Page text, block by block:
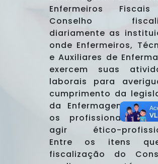
Enfermeiros
Conselho
diariamente as
onde Enfermeiros,
e Auxiliares de
exercem suas
laborais para
cumprimento da
da Enfermagem e
os profissionais
agir ético-
Entre os itens
fiscalização do